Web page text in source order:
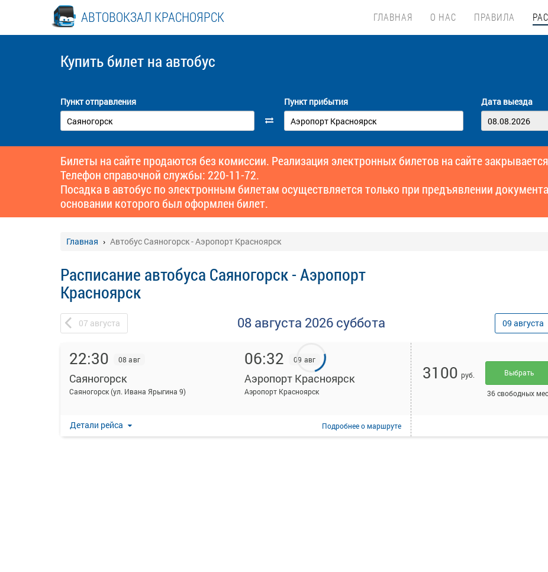
АВТОВОКЗАЛ КРАСНОЯРСК ГЛАВНАЯ О НАС ПРАВИЛА
Купить билет на автобус
Пункт отправления Пункт прибытия Дата выезда
Билеты на сайте продаются без комиссии. Реализация электронных билетов на сайте
Телефон справочной службы: 220-11-72.
Посадка в автобус по электронным билетам осуществляется только при предъявлении
основании которого был оформлен билет.
Главная Автобус Саяногорск - Аэропорт Красноярск
Расписание автобуса Саяногорск - Аэропорт
Красноярск
07 августа 08 августа 2026 суббота 09 августа
22:30 08 авг
Саяногорск
Саяногорск (ул. Ивана Ярыгина 9)
06:32 09 авг
Аэропорт Красноярск
Аэропорт Красноярск
Детали рейса Подробнеео маршруте
3100 руб. Выбрать
36 свободных